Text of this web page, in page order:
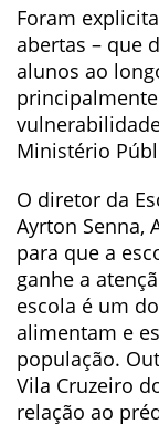
Foram
abertas – que
alunos ao
Ministério
O diretor da
Ayrton Senna,
para que a
ganhe a
escola é um
alimentam e
população.
Vila Cruzeiro
relação ao